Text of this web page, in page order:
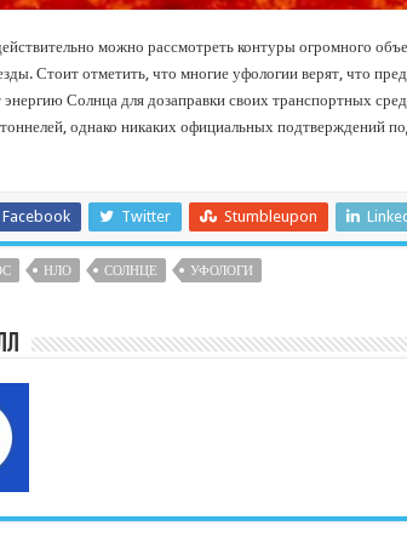
можно рассмотреть контуры огромного
Стоит отметить, что многие уфологии верят, что
Солнца для дозаправки своих транспортных
однако никаких официальных подтверждений
Facebook Twitter Stumbleupon
НЛО СОЛНЦЕ УФОЛОГИ